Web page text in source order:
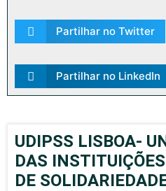
Partilhar no Twitter
Partilhar no LinkedIn
UDIPSS LISBOA-
DAS
DE